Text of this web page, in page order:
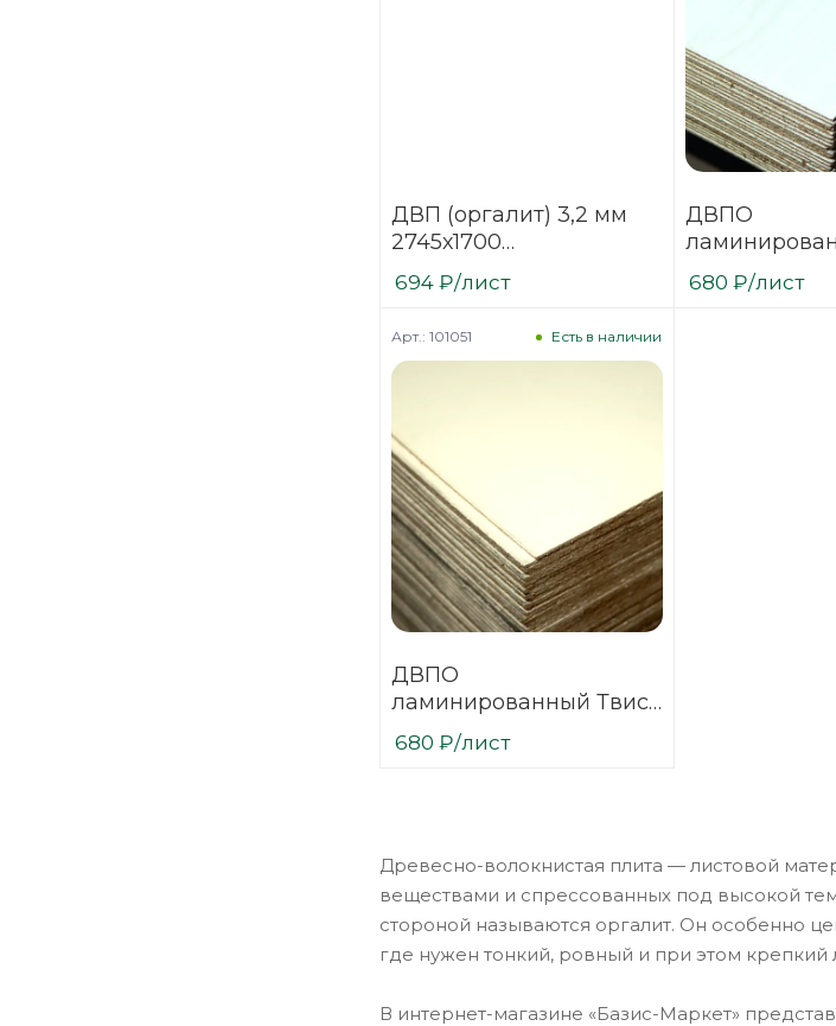
ДВП (оргалит) 3,2 мм
2745х1700
мм ламинированный
Белый
694 ₽/лист
ДВПО
Лиственница
3,2х1700х2745
680 ₽/лист
ДВПО
ламинированный Твист
3,2х1700х2745
Есть в наличии
Арт.: 101051
680 ₽/лист
Древесно-волокнистая плита — листовой
веществами и спрессованных под высокой
стороной называются оргалит. Он особенно
где нужен тонкий, ровный и при этом крепкий
В интернет-магазине «Базис-Маркет»